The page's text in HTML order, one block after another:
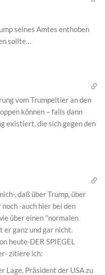
seines Amtes enthoben
sollte…
vom Trumpeltier an den
können – falls dann
existiert, die sich gegen den
, daß über Trump, über
-auch hier bei den
über einen "normalen
er ganz und gar nicht.
heute-DER SPIEGEL
zitiere ich:
Lage, Präsident der USA zu